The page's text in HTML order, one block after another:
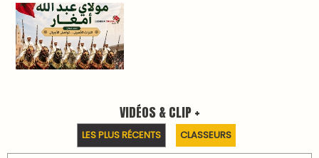
VIDÉOS & CLIP +
LES PLUS RÉCENTS CLASSEURS